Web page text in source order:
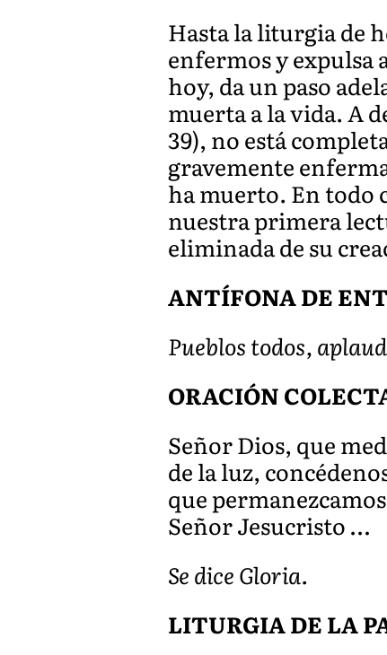
Hasta la liturgia de
enfermos y expulsa
hoy, da un paso
muerta a la vida. A
39), no está
gravemente
ha muerto. En todo
nuestra primera
eliminada de su
ANTÍFONA DE
Pueblos todos,
ORACIÓN
Señor Dios, que
de la luz,
que
Señor Jesucristo …
Se dice Gloria.
LITURGIA DE LA